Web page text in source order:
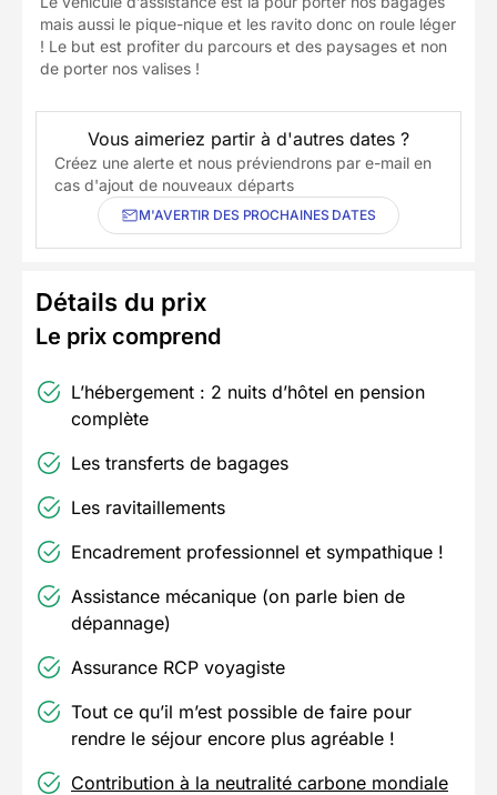
mais aussi le pique-nique et les ravito donc on roule léger
! Le but est profiter du parcours et des paysages et non
de porter nos valises !
Vous aimeriez partir à d'autres dates ?
Créez une alerte et nous préviendrons par e-mail en
cas d'ajout de nouveaux départs
M'AVERTIR DES PROCHAINES DATES
Détails du prix
Le prix comprend
L’hébergement : 2 nuits d’hôtel en pension
complète
Les transferts de bagages
Les ravitaillements
Encadrement professionnel et sympathique !
Assistance mécanique (on parle bien de
dépannage)
Assurance RCP voyagiste
Tout ce qu’il m’est possible de faire pour
rendre le séjour encore plus agréable !
Contribution à la neutralité carbone mondiale